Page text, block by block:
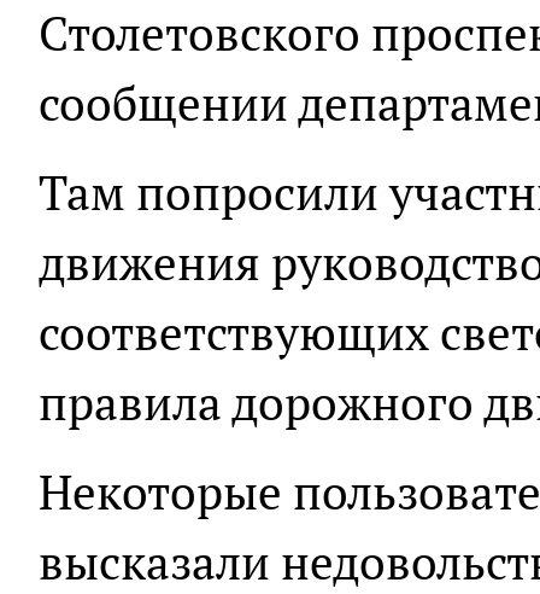
Столетовского
сообщении
Там попросили
движения
соответствующих
правила дорожного
Некоторые
высказали